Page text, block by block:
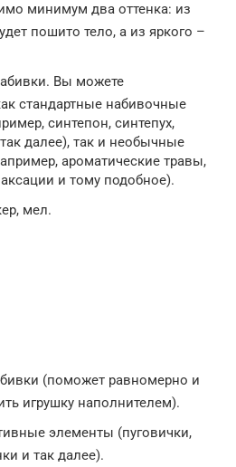
минимум два оттенка: из
пошито тело, а из яркого –
Вы можете
стандартные набивочные
синтепон, синтепух,
далее), так и необычные
ароматические травы,
и тому подобное).
мел.
(поможет равномерно и
игрушку наполнителем).
элементы (пуговички,
и так далее).